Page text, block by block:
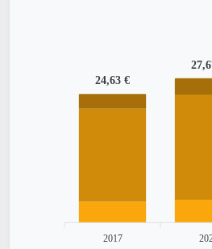
24,63 €
2017